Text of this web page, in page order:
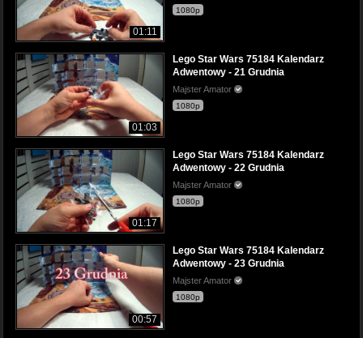
01:11
1080p
01:03
Lego Star Wars 75184 Kalendarz
Adwentowy - 21 Grudnia
Majster Amator
1080p
01:17
Lego Star Wars 75184 Kalendarz
Adwentowy - 22 Grudnia
Majster Amator
1080p
00:57
Lego Star Wars 75184 Kalendarz
Adwentowy - 23 Grudnia
Majster Amator
1080p